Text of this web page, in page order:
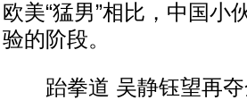
欧美“猛男”相比，中国小
验的阶段。
跆拳道 吴静钰望再夺